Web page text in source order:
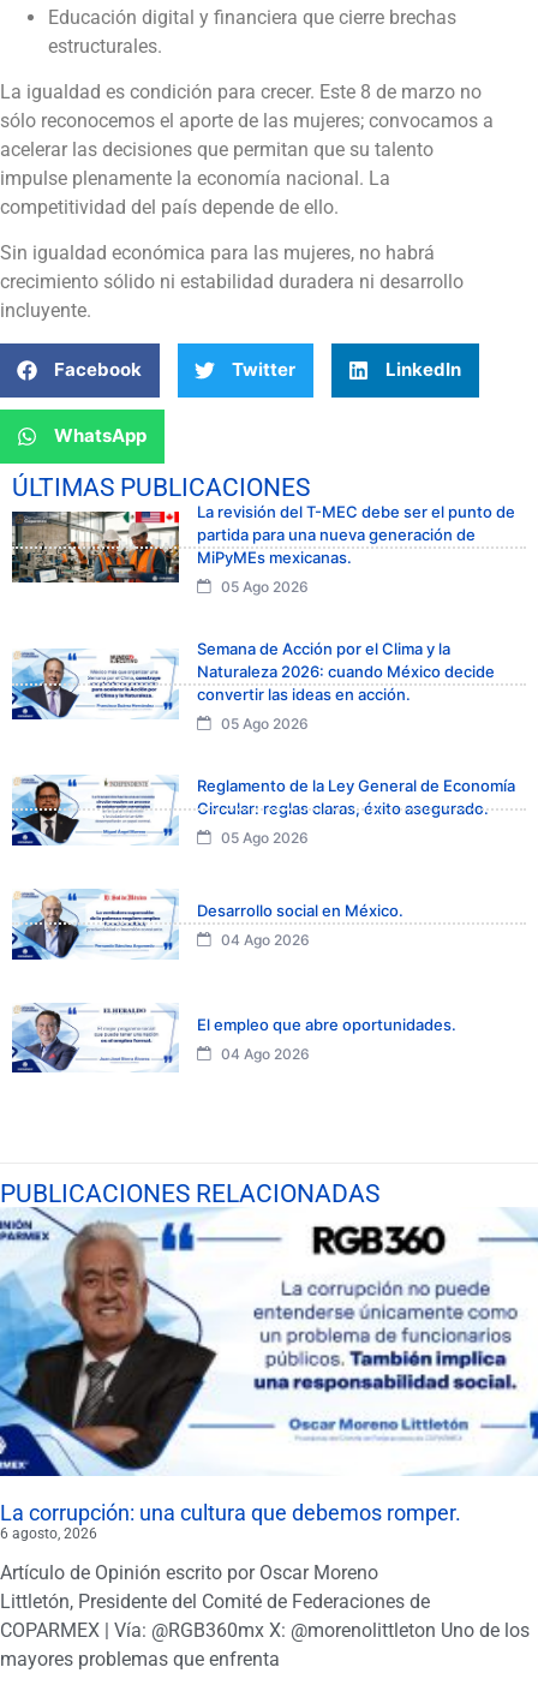
Educación digital y financiera que cierre brechas
estructurales.
La igualdad es condición para crecer. Este 8 de marzo no
sólo reconocemos el aporte de las mujeres; convocamos a
acelerar las decisiones que permitan que su talento
impulse plenamente la economía nacional. La
competitividad del país depende de ello.
Sin igualdad económica para las mujeres, no habrá
crecimiento sólido ni estabilidad duradera ni desarrollo
incluyente.
Facebook Twitter LinkedIn
WhatsApp
ÚLTIMAS PUBLICACIONES
La revisión del T-MEC debe ser el punto de
partida para una nueva generación de
MiPyMEs mexicanas.
05 Ago 2026
Semana de Acción por el Clima y la
Naturaleza 2026: cuando México decide
convertir las ideas en acción.
05 Ago 2026
Reglamento de la Ley General de Economía
Circular: reglas claras, éxito asegurado.
05 Ago 2026
Desarrollo social en México.
04 Ago 2026
El empleo que abre oportunidades.
04 Ago 2026
PUBLICACIONES RELACIONADAS
La corrupción: una cultura que debemos romper.
6 agosto, 2026
Artículo de Opinión escrito por Oscar Moreno
Littletón, Presidente del Comité de Federaciones de
COPARMEX | Vía: @RGB360mx X: @morenolittleton Uno de los
mayores problemas que enfrenta